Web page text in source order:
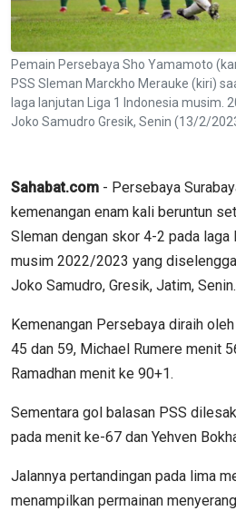
Pemain Persebaya Sho Yamamoto
PSS Sleman Marckho Merauke (kiri)
laga lanjutan Liga 1 Indonesia musim.
Joko Samudro Gresik, Senin (13/2/
Sahabat.com - Persebaya
kemenangan enam kali beruntun
Sleman dengan skor 4-2 pada laga
musim 2022/2023 yang
Joko Samudro, Gresik, Jatim, Senin.
Kemenangan Persebaya diraih
45 dan 59, Michael Rumere menit
Ramadhan menit ke 90+1.
Sementara gol balasan PSS
pada menit ke-67 dan Yehven
Jalannya pertandingan pada lima
menampilkan permainan